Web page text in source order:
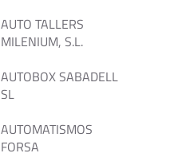
AUTO TALLERS
MILENIUM, S.L.
AUTOBOX SABADELL
SL
AUTOMATISMOS
FORSA